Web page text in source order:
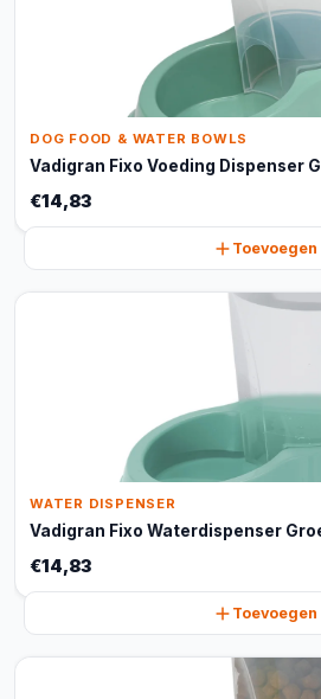
DOG FOOD & WATER BOWLS
Vadigran Fixo Voeding Dispenser
€14,83
Toevoegen
WATER DISPENSER
Vadigran Fixo Waterdispenser
€14,83
Toevoegen